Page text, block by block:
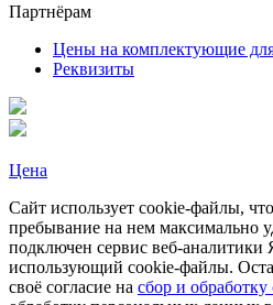
Партнёрам
Цены на комплектующие
Реквизиты
Цена
Сайт использует cookie-файлы,
пребывание на нем максимально
подключен сервис веб-
использующий cookie-файлы.
своё согласие на сбор и